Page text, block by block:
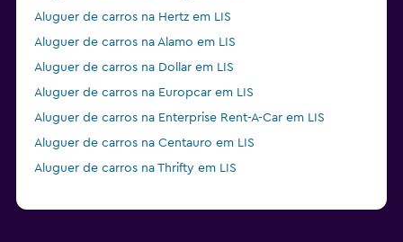
Aluguer de carros na Hertz em LIS
Aluguer de carros na Alamo em LIS
Aluguer de carros na Dollar em LIS
Aluguer de carros na Europcar em LIS
Aluguer de carros na Enterprise Rent-A-Car em LIS
Aluguer de carros na Centauro em LIS
Aluguer de carros na Thrifty em LIS